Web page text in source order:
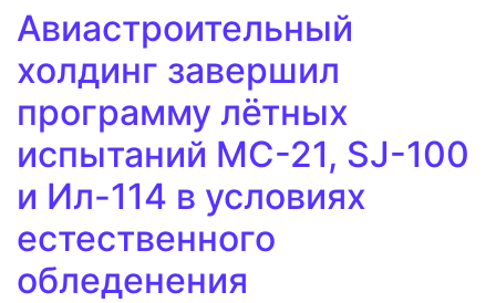
Авиастроительный
холдинг завершил
программу лётных
испытаний МС-21, SJ-100
и Ил-114 в условиях
естественного
обледенения